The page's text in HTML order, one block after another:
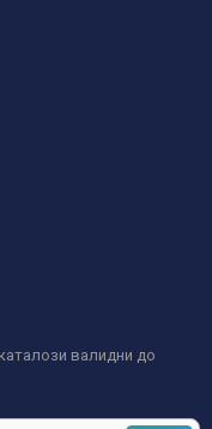
валидни до